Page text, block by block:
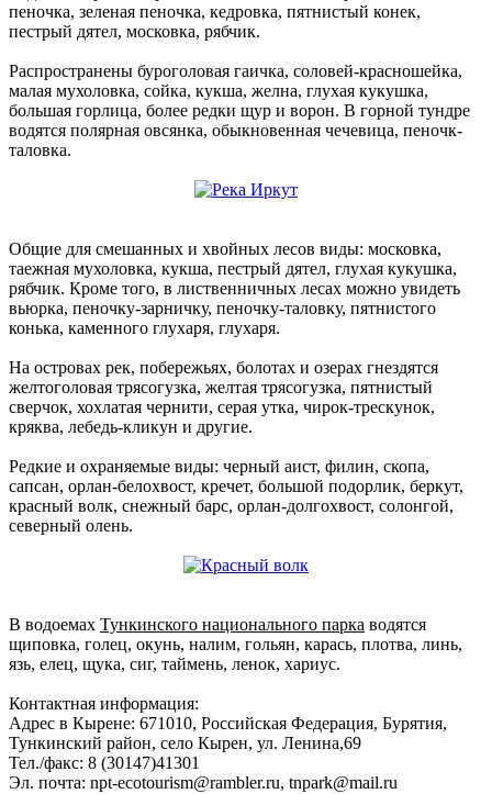
пеночка, зеленая пеночка, кедровка, пятнистый конек,
пестрый дятел, московка, рябчик.
Распространены буроголовая гаичка, соловей-красношейка,
малая мухоловка, сойка, кукша, желна, глухая кукушка,
большая горлица, более редки щур и ворон. В горной тундре
водятся полярная овсянка, обыкновенная чечевица, пеночк-
таловка.
Общие для смешанных и хвойных лесов виды: московка,
таежная мухоловка, кукша, пестрый дятел, глухая кукушка,
рябчик. Кроме того, в лиственничных лесах можно увидеть
вьюрка, пеночку-зарничку, пеночку-таловку, пятнистого
конька, каменного глухаря, глухаря.
На островах рек, побережьях, болотах и озерах гнездятся
желтоголовая трясогузка, желтая трясогузка, пятнистый
сверчок, хохлатая чернити, серая утка, чирок-трескунок,
кряква, лебедь-кликун и другие.
Редкие и охраняемые виды: черный аист, филин, скопа,
сапсан, орлан-белохвост, кречет, большой подорлик, беркут,
красный волк, снежный барс, орлан-долгохвост, солонгой,
северный олень.
В водоемах Тункинского национального парка водятся
щиповка, голец, окунь, налим, гольян, карась, плотва, линь,
язь, елец, щука, сиг, таймень, ленок, хариус.
Контактная информация:
Адрес в Кырене: 671010, Российская Федерация, Бурятия,
Тункинский район, село Кырен, ул. Ленина,69
Тел./факс: 8 (30147)41301
Эл. почта: npt-ecotourism@rambler.ru, tnpark@mail.ru